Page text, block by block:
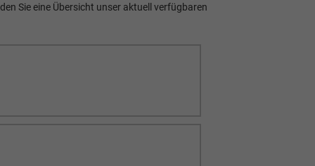
Sie eine Übersicht unser aktuell verfügbaren